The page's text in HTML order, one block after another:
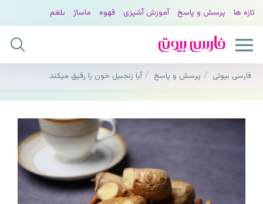
تازه ها پرسش و پاسخ آموزش آشپزی قهوه ماساژ بلغم
فارسی بیوتی پرسش و پاسخ آیا زنجبیل خون را رقیق میکند